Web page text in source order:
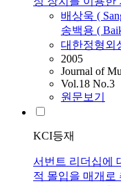
배상욱 (
송백용 (
대한정형외
2005
Journal of
Vol.18 No.3
원문보기
KCI등재
서번트 리더십에
적 몰입을 매개로